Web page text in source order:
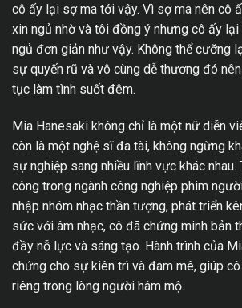
cô ấy lại sợ ma tới vậy. Vì sợ ma nên cô
xin ngủ nhờ và tôi đồng ý nhưng cô ấy lại
ngủ đơn giản như vậy. Không thể cưỡng
sự quyến rũ và vô cùng dễ thương đó
tục làm tình suốt đêm.
Mia Hanesaki không chỉ là một nữ diễn
còn là một nghệ sĩ đa tài, không ngừng
sự nghiệp sang nhiều lĩnh vực khác nhau.
công trong ngành công nghiệp phim
nhập nhóm nhạc thần tượng, phát triển
sức với âm nhạc, cô đã chứng minh bản
đầy nỗ lực và sáng tạo. Hành trình của
chứng cho sự kiên trì và đam mê, giúp
riêng trong lòng người hâm mộ.